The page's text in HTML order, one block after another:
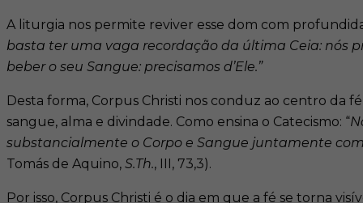
A liturgia nos permite reviver esse dom com
basta ter uma vaga recordação da última Ceia: nós
beber o seu Sangue: precisamos d’Ele.”
Desta forma, Corpus Christi nos conduz ao centro da
sangue, alma e divindade. Como ensina o Catecismo: “
substancialmente o Corpo e Sangue juntamente com
Tomás de Aquino, S.Th., III, 73,3).
Por isso, Corpus Christi é o dia em que a fé se torna